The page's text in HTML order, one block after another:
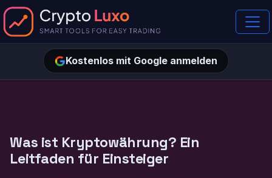
Kostenlos mit Google anmelden
Was ist Kryptowährung? Ein
Leitfaden für Einsteiger